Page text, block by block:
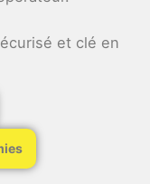
et clé en